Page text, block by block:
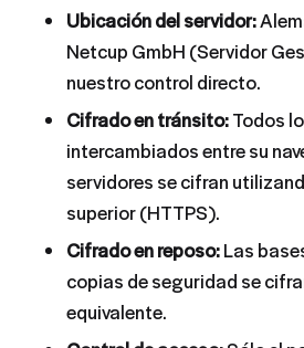
Ubicación del servidor:
Netcup GmbH (Servidor
nuestro control directo.
Cifrado en tránsito:Todos
intercambiados entre su
servidores se cifran
superior (HTTPS).
Cifrado en reposo:Las
copias de seguridad se
equivalente.